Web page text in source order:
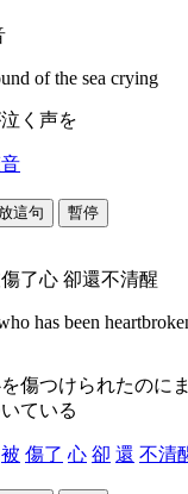
of the sea crying
く声を
這句 暫停
了心 卻還不清醒
has been
傷つけられたのに
ている
被 傷了 心 卻 還 不清